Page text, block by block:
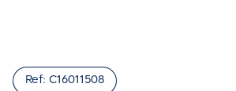
Ref: C16011508